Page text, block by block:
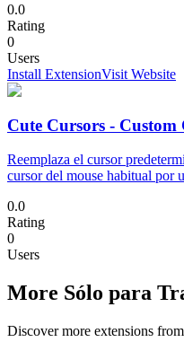
0.0
Rating
0
Users
Install ExtensionVisit Website
Cute Cursors -
Reemplaza el cursor
cursor del mouse habitual por
0.0
Rating
0
Users
More Sólo para
Discover more extensions